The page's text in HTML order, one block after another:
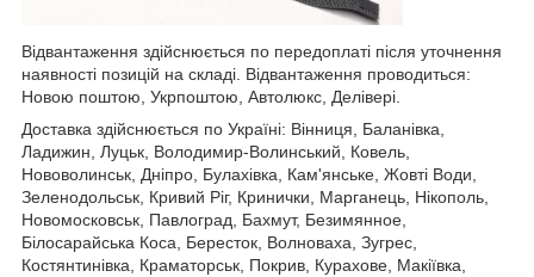
Відвантаження здійснюється по передоплаті після уточнення
наявності позицій на складі. Відвантаження проводиться:
Новою поштою, Укрпоштою, Автолюкс, Делівері.
Доставка здійснюється по Україні: Вінниця, Баланівка,
Ладижин, Луцьк, Володимир-Волинський, Ковель,
Нововолинськ, Дніпро, Булахівка, Кам'янське, Жовті Води,
Зеленодольськ, Кривий Ріг, Кринички, Марганець, Нікополь,
Новомосковськ, Павлоград, Бахмут, Безимянное,
Білосарайська Коса, Бересток, Волноваха, Зугрес,
Костянтинівка, Краматорськ, Покрив, Курахове, Макіївка,